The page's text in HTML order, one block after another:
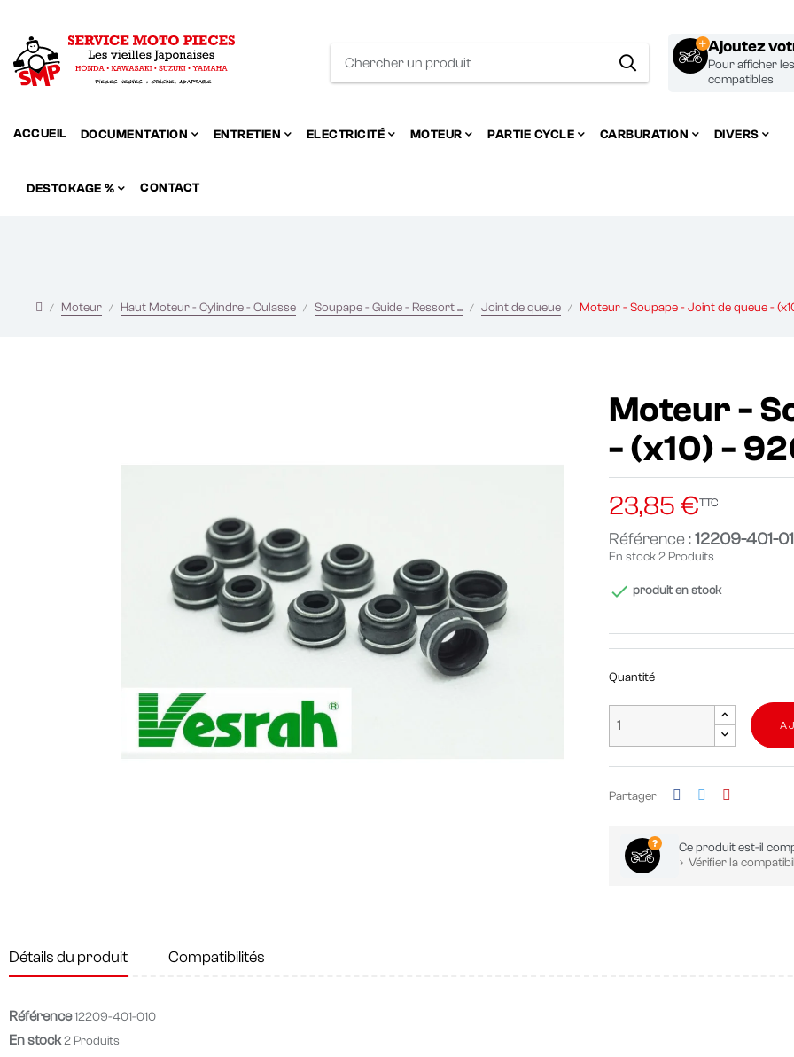
Ajoutez
Pour afficher
compatibles
ACCUEIL DOCUMENTATION ENTRETIEN ELECTRICITÉ MOTEUR PARTIE CYCLE CARBURATION DIVERS
DESTOKAGE % CONTACT
Moteur Haut Moteur - Cylindre - Culasse Soupape - Guide - Ressort ... Joint de queue Moteur - Soupape - Joint de queue -
Moteur -
- (x10) -
23,85 €TTC
Référence :12209-401-
En stock2 Produits
 produit en stock
Quantité
Partager
Ce produit est-il
Vérifier la
Détails du produit Compatibilités
Référence12209-401-010
En stock2 Produits